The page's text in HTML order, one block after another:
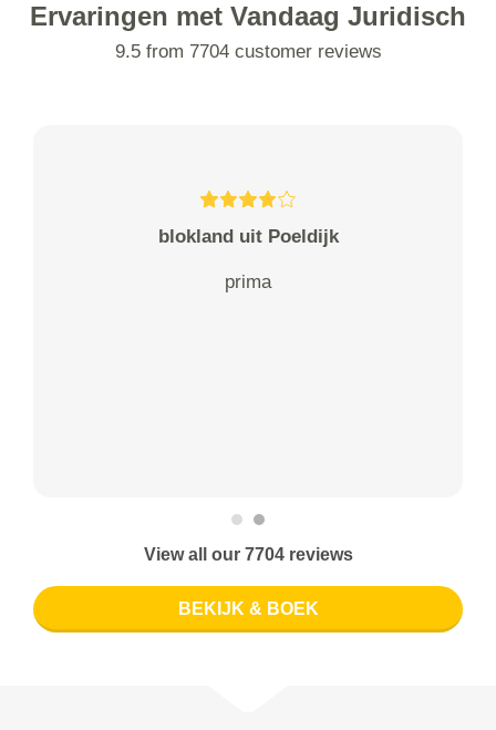
Ervaringen met Vandaag Juridisch
9.5 from 7704 customer reviews
blokland uit Poeldijk
prima
View all our 7704 reviews
BEKIJK & BOEK